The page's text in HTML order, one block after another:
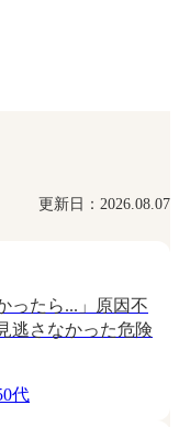
更新日：2026.08.07
ったら...」原因不
逃さなかった危険
代